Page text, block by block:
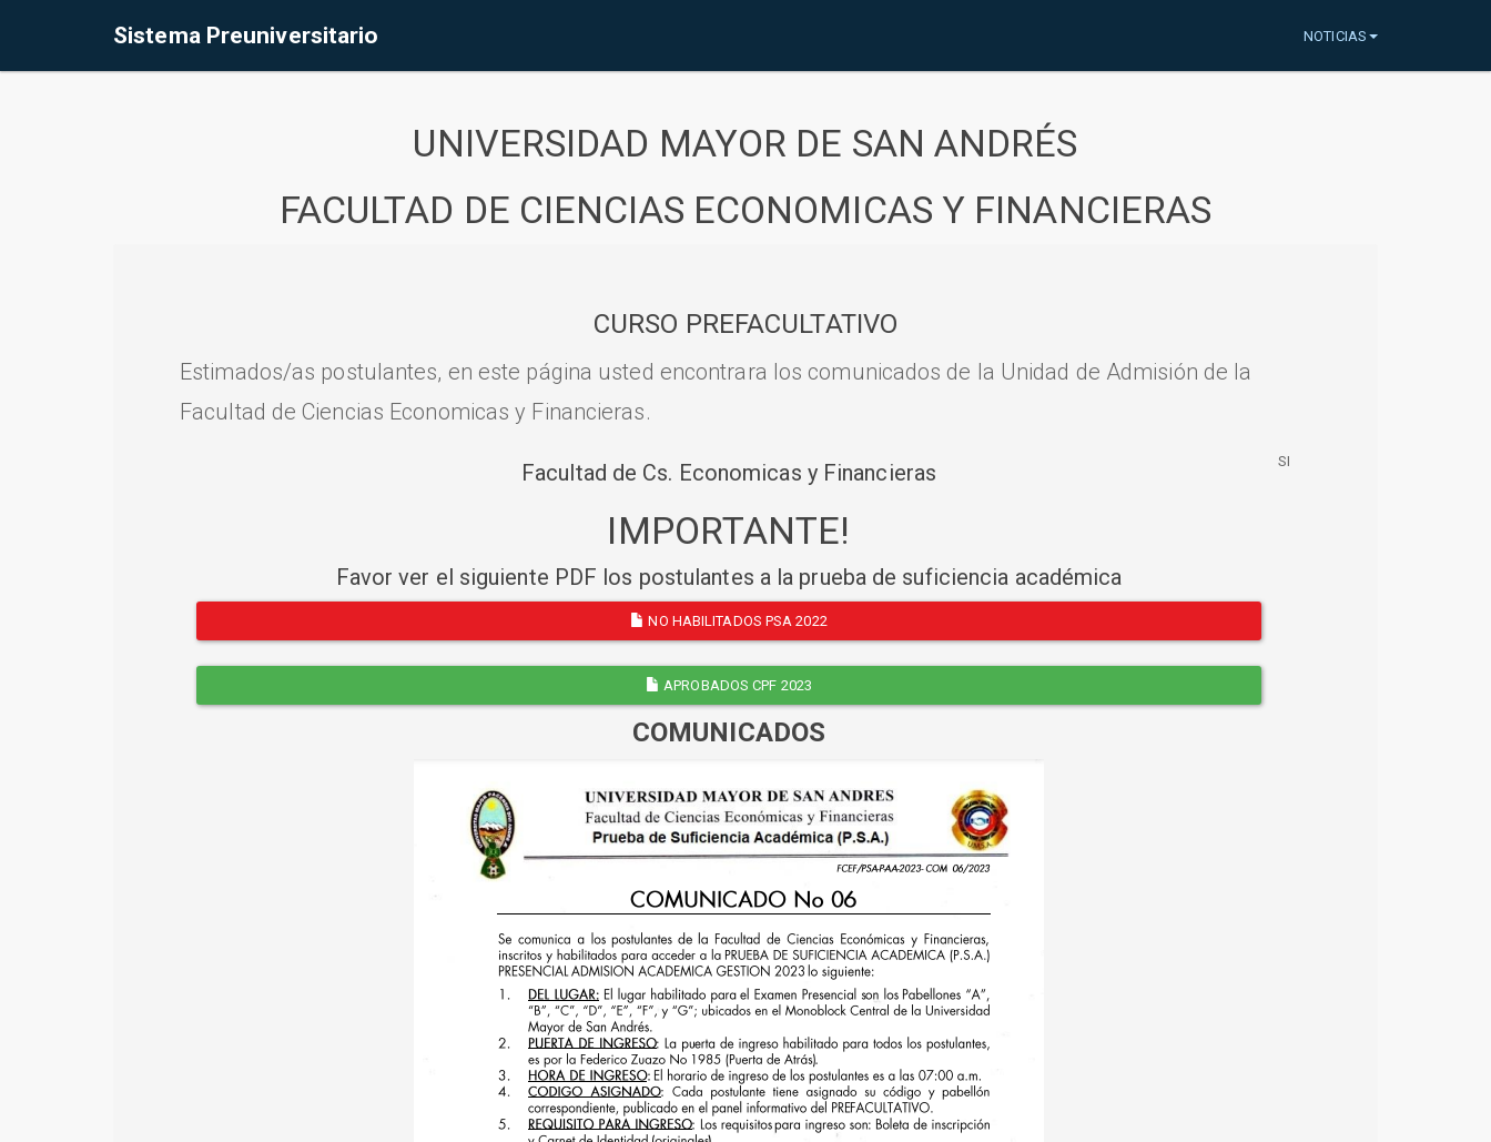
Sistema Preuniversitario NOTICIAS
UNIVERSIDAD MAYOR DE SAN ANDRÉS
FACULTAD DE CIENCIAS ECONOMICAS Y FINANCIERAS
CURSO PREFACULTATIVO
Estimados/as postulantes, en este página usted encontrara los comunicados de la Unidad de Admisión de la
Facultad de Ciencias Economicas y Financieras.
Facultad de Cs. Economicas y Financieras
IMPORTANTE!
Favor ver el siguiente PDF los postulantes a la prueba de suficiencia académica
NO HABILITADOS PSA 2022
APROBADOS CPF 2023
COMUNICADOS
SI